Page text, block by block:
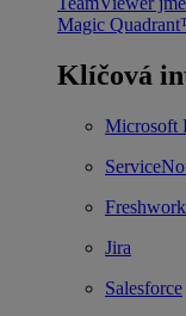
Magic
Klíčová
Microsoft
Jira
Salesforce